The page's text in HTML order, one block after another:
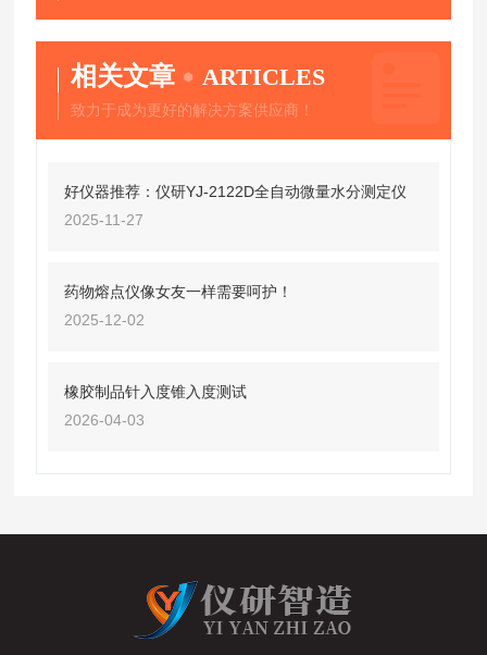
相关文章 ARTICLES
致力于成为更好的解决方案供应商！
好仪器推荐：仪研YJ-2122D全自动微量水分测定仪
2025-11-27
药物熔点仪像女友一样需要呵护！
2025-12-02
橡胶制品针入度锥入度测试
2026-04-03